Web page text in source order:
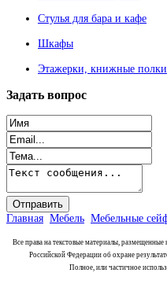
Стулья для бара и кафе
Шкафы
Этажерки, книжные полки
Задать вопрос
Главная Мебель Мебельные
Все права на текстовые материалы, размещенные
Российской Федерации об охране
Полное, или частичное